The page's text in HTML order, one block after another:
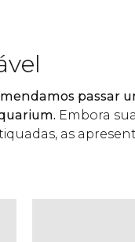
passar
Embora
as